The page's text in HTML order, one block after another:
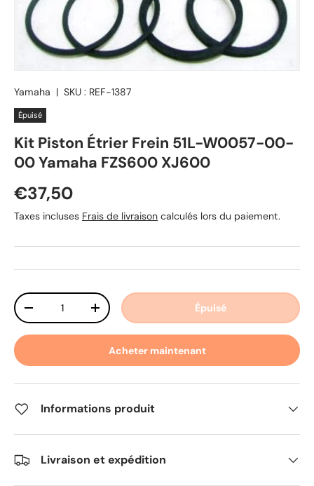
Yamaha | SKU : REF-1387
Épuisé
Kit Piston Étrier Frein 51L-W0057-00-
00 Yamaha FZS600 XJ600
Prix habituel
€37,50
Taxes incluses Frais de livraison calculés lors du paiement.
Qté
Diminuer la quantitéAugmenter la quantitéÉpuisé
Acheter maintenant
Informations produit
Livraison et expédition